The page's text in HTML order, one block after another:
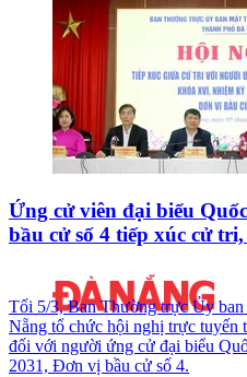
Ứng cử viên đại biểu
bầu cử số 4 tiếp xúc cử
Tối 5/3, Ban Thường trực Ủy
Nẵng tổ chức hội nghị trực tuyến
đối với người ứng cử đại biểu
2031, Đơn vị bầu cử số 4.